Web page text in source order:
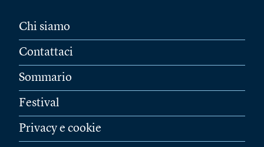
Chi siamo
Contattaci
Sommario
Festival
Privacy e cookie